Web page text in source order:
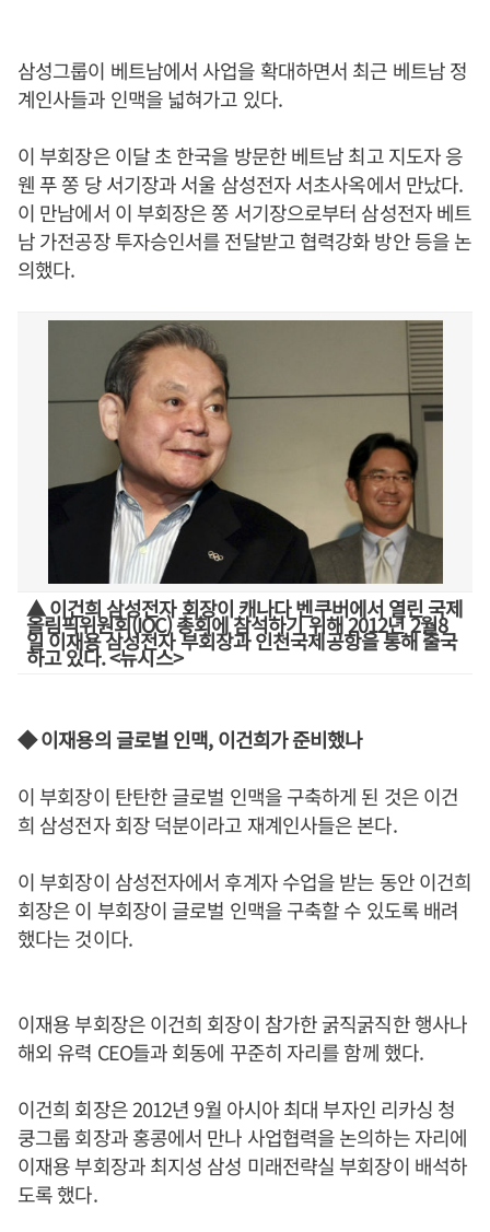
삼성그룹이 베트남에서 사업을 확대하면서 최근 베트남 정
계인사들과 인맥을 넓혀가고 있다.
이 부회장은 이달 초 한국을 방문한 베트남 최고 지도자 응
웬 푸 쫑 당 서기장과 서울 삼성전자 서초사옥에서 만났다.
이 만남에서 이 부회장은 쫑 서기장으로부터 삼성전자 베트
남 가전공장 투자승인서를 전달받고 협력강화 방안 등을 논
의했다.
▲ 이건희 삼성전자 회장이 캐나다 벤쿠버에서 열린 국제
올림픽위원회(IOC) 총회에 참석하기 위해 2012년 2월8
일 이재용 삼성전자 부회장과 인천국제공항을 통해 출국
하고 있다. <뉴시스>
◆ 이재용의 글로벌 인맥, 이건희가 준비했나
이 부회장이 탄탄한 글로벌 인맥을 구축하게 된 것은 이건
희 삼성전자 회장 덕분이라고 재계인사들은 본다.
이 부회장이 삼성전자에서 후계자 수업을 받는 동안 이건희
회장은 이 부회장이 글로벌 인맥을 구축할 수 있도록 배려
했다는 것이다.
이재용 부회장은 이건희 회장이 참가한 굵직굵직한 행사나
해외 유력 CEO들과 회동에 꾸준히 자리를 함께 했다.
이건희 회장은 2012년 9월 아시아 최대 부자인 리카싱 청
쿵그룹 회장과 홍콩에서 만나 사업협력을 논의하는 자리에
이재용 부회장과 최지성 삼성 미래전략실 부회장이 배석하
도록 했다.